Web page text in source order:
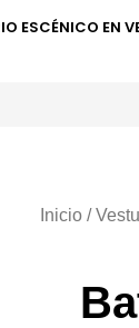
ESCÉNICO EN
Inicio /